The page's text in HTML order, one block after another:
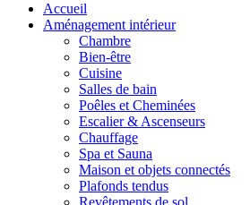
Accueil
Aménagement intérieur
Chambre
Bien-être
Cuisine
Salles de bain
Poêles et Cheminées
Escalier & Ascenseurs
Chauffage
Spa et Sauna
Maison et objets connectés
Plafonds tendus